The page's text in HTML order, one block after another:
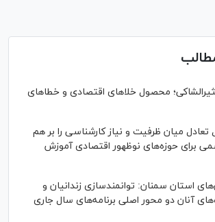
محصول خلا‌های اقتصادی و خطا‌های
میان ظرفیت و نیاز کارشناسی را بر هم
برای حوزه‌های نوظهور اقتصادی آموزش
استان سمنان: توانمندسازی زندانیان و
آنان دو محور اصلی برنامه‌های سال جاری